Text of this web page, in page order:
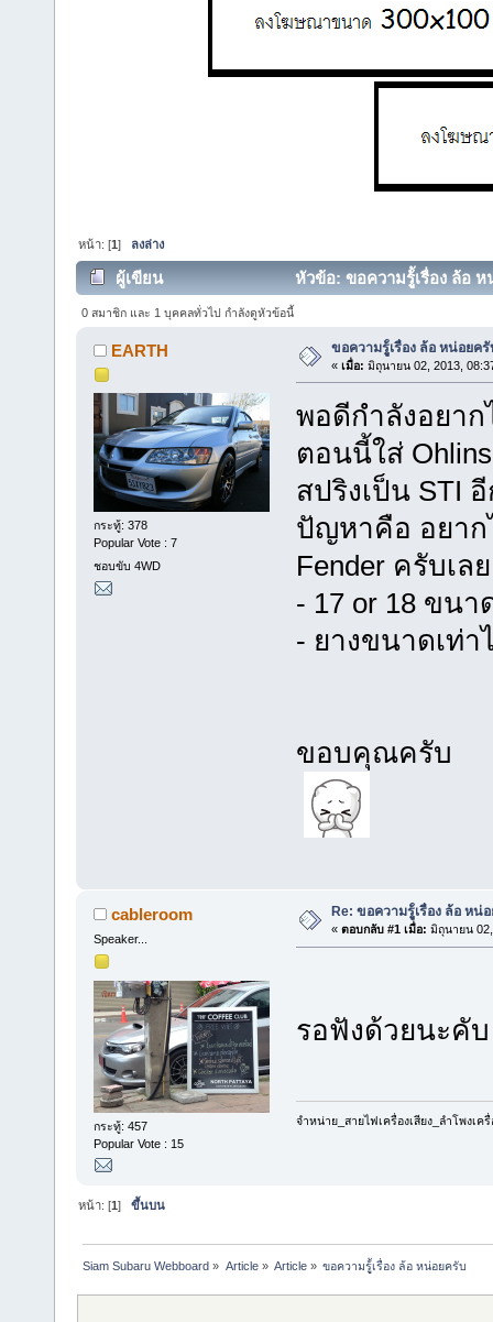
หน้า: [1] ลงล่าง
ผู้เขียน หัวข้อ: ขอความรูู้้เรื่อง ล้อ
0 สมาชิก และ 1 บุคคลทั่วไป กำลังดูหัวข้อนี้
EARTH
กระทู้: 378
Popular Vote : 7
ชอบขับ 4WD
ขอความรูู้้เรื่อง ล้อ หน่อยครั
« เมื่อ: มิถุนายน 02, 2013,
พอดีกำลังอยา
ตอนนี้ใส่
สปริงเป็น STI
ปัญหาคือ อยาก
Fender ครับเล
- 17 or 18 ขน
- ยางขนาดเท่า
ขอบคุณครับ
cableroom
Speaker...
กระทู้: 457
Popular Vote : 15
Re: ขอความรูู้้เรื่อง ล้อ หน่
« ตอบกลับ #1 เมื่อ: มิถุนายน
รอฟังด้วยนะคั
จำหน่าย_สายไฟเครื่องเสียง_ลำโพงเค
หน้า: [1]ขึ้นบน
Siam Subaru Webboard » Article» Article» ขอความรูู้้เรื่อง ล้อ หน่อยครับ